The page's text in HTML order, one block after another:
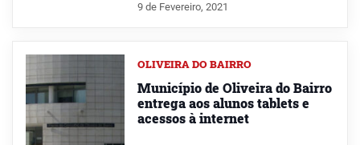
9 de Fevereiro, 2021
OLIVEIRA DO BAIRRO
Município de Oliveira do Bairro
entrega aos alunos tablets e
acessos à internet